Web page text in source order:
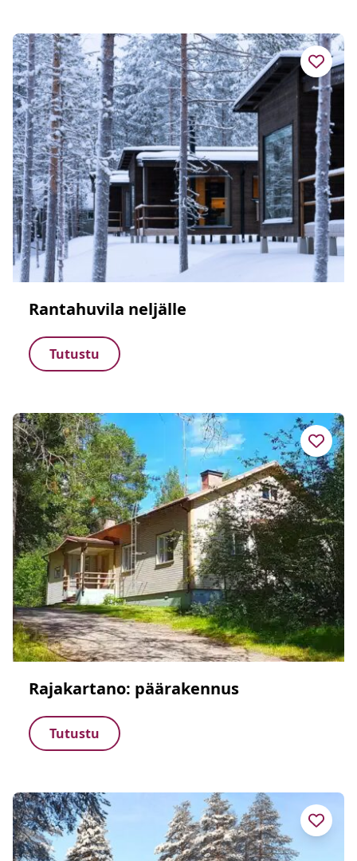
Rantahuvila neljälle
Tutustu
Rajakartano: päärakennus
Tutustu